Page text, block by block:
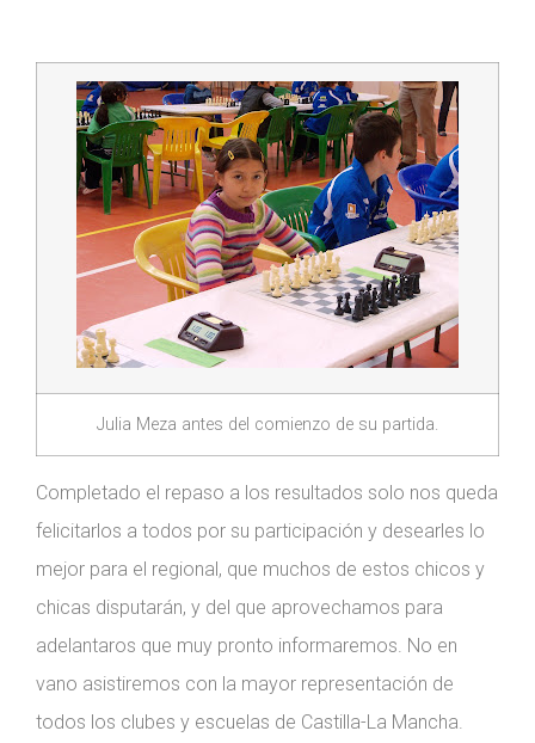
Julia Meza antes del comienzo de su partida.
Completado el repaso a los resultados solo nos queda
felicitarlos a todos por su participación y desearles lo
mejor para el regional, que muchos de estos chicos y
chicas disputarán, y del que aprovechamos para
adelantaros que muy pronto informaremos. No en
vano asistiremos con la mayor representación de
todos los clubes y escuelas de Castilla-La Mancha.